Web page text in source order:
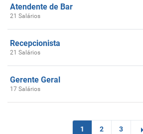
Atendente de Bar
21 Salários
Recepcionista
21 Salários
Gerente Geral
17 Salários
1 2 3